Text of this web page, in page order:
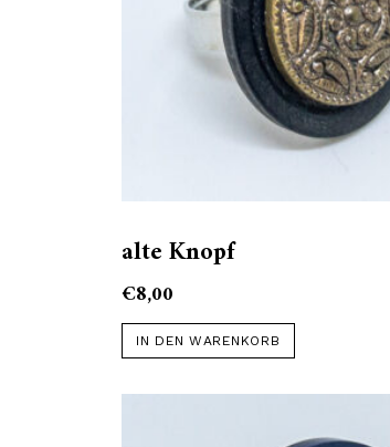
alte Knopf
€8,00
IN DEN WARENKORB